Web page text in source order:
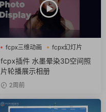
fcpx三维动画
fcpx幻灯片
fcpx相册
fcpx插件 水墨晕染3D空间照
片轮播展示相册
2周前